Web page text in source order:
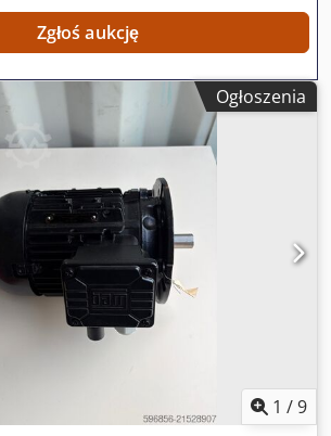
Zgłoś aukcję
Ogłoszenia
1 /9